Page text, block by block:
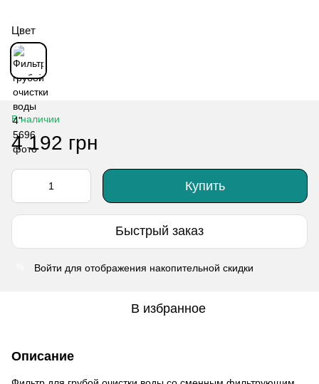
Цвет
В наличии
4 192 грн
Купить
Быстрый заказ
Войти для отображения накопительной скидки
В избранное
Описание